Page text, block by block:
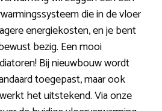
die in de vloer
energiekosten, en je bent
bezig. Een mooi
Bij nieuwbouw wordt
toegepast, maar ook
het uitstekend. Via onze